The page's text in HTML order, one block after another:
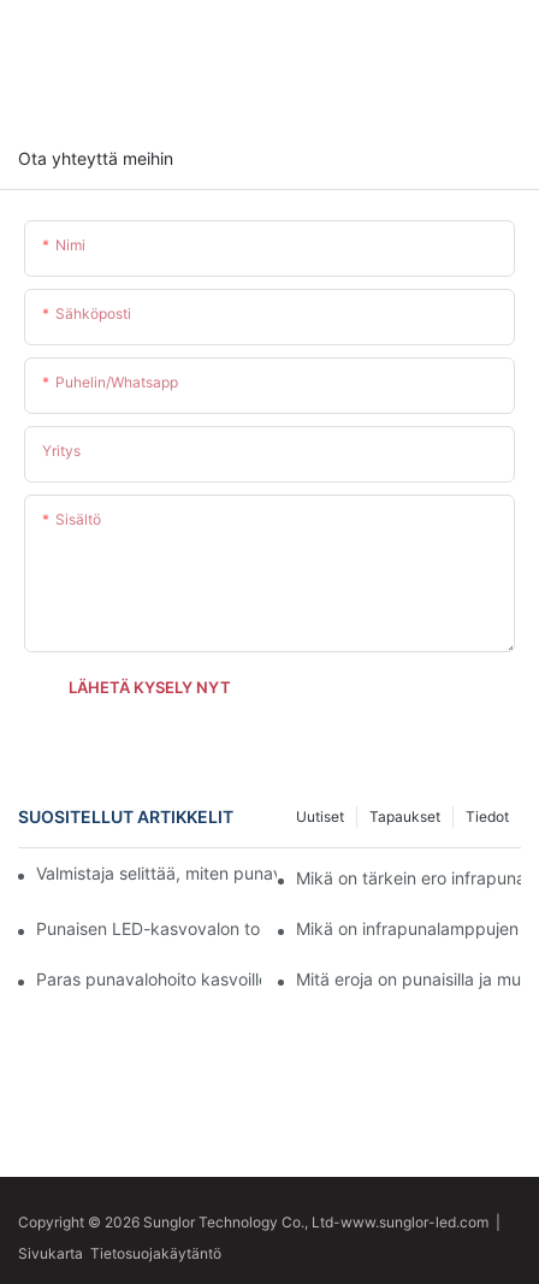
Ota yhteyttä meihin
Nimi
Sähköposti
Puhelin/whatsapp
Yritys
Sisältö
LÄHETÄ KYSELY NYT
SUOSITELLUT ARTIKKELIT Tiedot
Tapaukset
Uutiset
Valmistaja selittää, miten punavalohoito parantaa ihon terveyttä
Mikä on tärkein ero
Punaisen LED-kasvovalon toimintaperiaatteen ymmärtäminen
Mikä on infrapunalamppujen
Paras punavalohoito kasvoille vs. kemialliset kuorinnat
Mitä eroja on punaisilla ja
Copyright © 2026 Sunglor Technology Co., Ltd-www.sunglor-led.com
Sivukarta Tietosuojakäytäntö